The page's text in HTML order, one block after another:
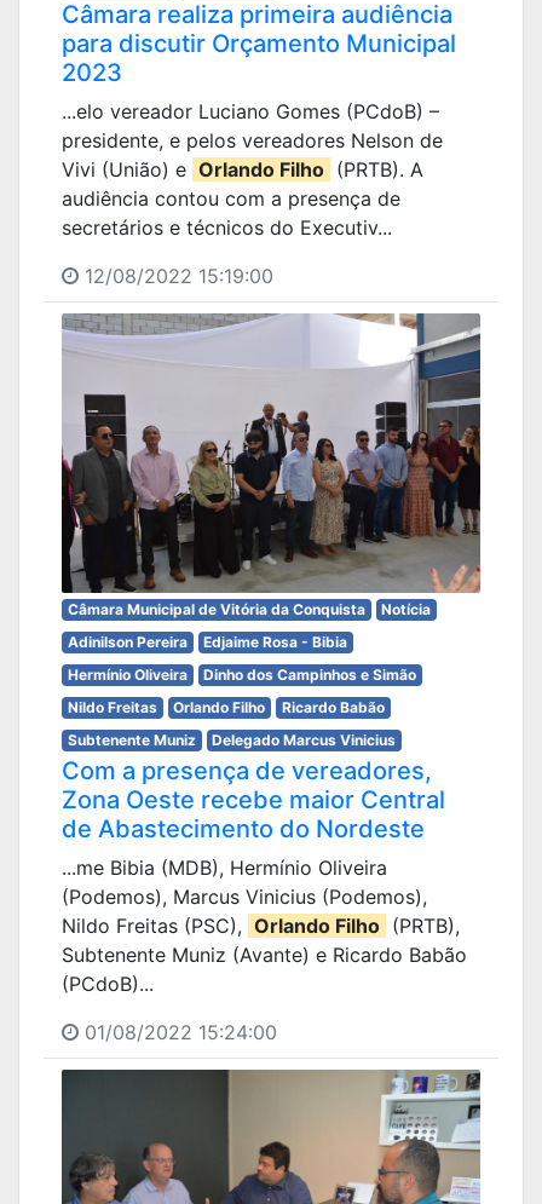
Câmara realiza primeira audiência
para discutir Orçamento Municipal
2023
...elo vereador Luciano Gomes (PCdoB) –
presidente, e pelos vereadores Nelson de
Vivi (União) e Orlando Filho (PRTB). A
audiência contou com a presença de
secretários e técnicos do Executiv...
12/08/2022 15:19:00
Câmara Municipal de Vitória da Conquista
Notícia
Adinilson Pereira
Edjaime Rosa - Bibia
Hermínio Oliveira
Dinho dos Campinhos e Simão
Nildo Freitas
Orlando Filho
Ricardo Babão
Subtenente Muniz
Delegado Marcus Vinicius
Com a presença de vereadores,
Zona Oeste recebe maior Central
de Abastecimento do Nordeste
...me Bibia (MDB), Hermínio Oliveira
(Podemos), Marcus Vinicius (Podemos),
Nildo Freitas (PSC), Orlando Filho (PRTB),
Subtenente Muniz (Avante) e Ricardo Babão
(PCdoB)...
01/08/2022 15:24:00